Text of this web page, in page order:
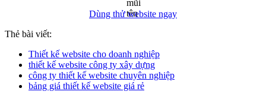
Dùng thử website ngay
Thẻ bài viết:
Thiết kế website cho doanh nghiệp
thiết kế website công ty xây dựng
công ty thiết kế website chuyên nghiệp
bảng giá thiết kế website giá rẻ